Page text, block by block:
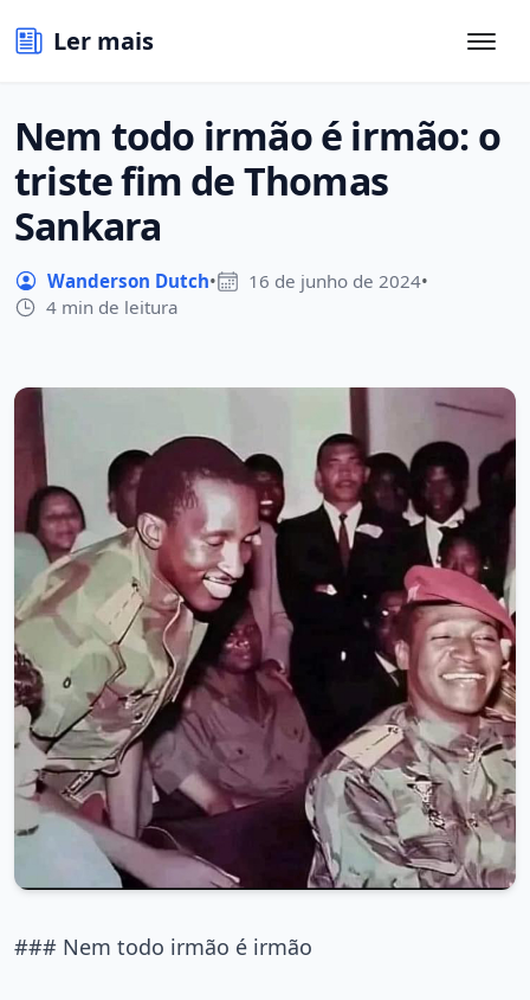
Ler mais
Nem todo irmão é irmão: o
triste fim de Thomas
Sankara
Wanderson Dutch• 16 de junho de 2024•
4 min de leitura
### Nem todo irmão é irmão